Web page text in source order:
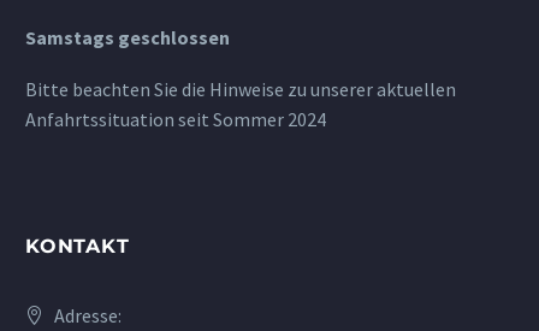
Samstags geschlossen
Bitte beachten Sie die Hinweise zu unserer aktuellen
Anfahrtssituation seit Sommer 2024
KONTAKT
Adresse: